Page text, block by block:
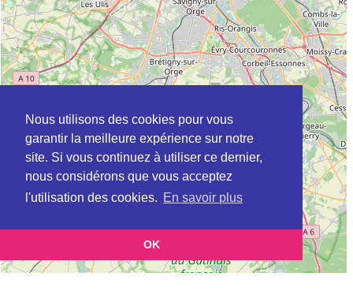
Nous utilisons des cookies pour vous
garantir la meilleure expérience sur notre
site. Si vous continuez à utiliser ce dernier,
nous considérons que vous acceptez
l'utilisation des cookies. En savoir plus
OK